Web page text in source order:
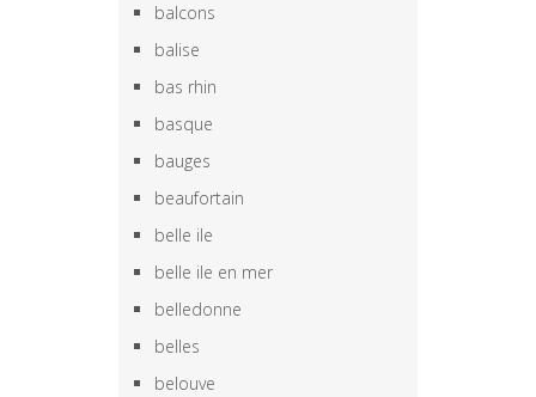
balcons
balise
bas rhin
basque
bauges
beaufortain
belle ile
belle ile en mer
belledonne
belles
belouve